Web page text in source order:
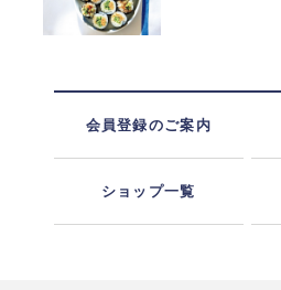
会員登録のご案内
ショップ一覧